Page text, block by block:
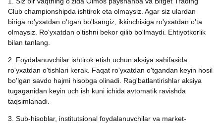
Club championshipda ishtirok eta olmaysiz. Agar siz ulardan
biriga ro'yxatdan o'tgan bo'lsangiz, ikkinchisiga ro'yxatdan o'ta
olmaysiz. Ro'yxatdan o'tishni bekor qilib bo'lmaydi. Ehtiyotkorlik
bilan tanlang.
2. Foydalanuvchilar ishtirok etish uchun aksiya sahifasida
ro'yxatdan o'tishlari kerak. Faqat ro'yxatdan o'tgandan keyin hosil
bo'lgan savdo hajmi hisobga olinadi. Rag'batlantirishlar aksiya
tugaganidan keyin uch ish kuni ichida avtomatik ravishda
taqsimlanadi.
3. Sub-hisoblar, institutsional foydalanuvchilar va market-